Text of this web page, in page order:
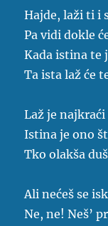
Hajde, laži ti i
Pa vidi dokle
Kada istina te
Ta ista laž će
Laž je
Istina je ono
Tko olakša
Ali nećeš se
Ne, ne! Neš’